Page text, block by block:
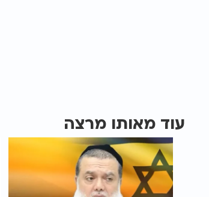
עוד מאותו מרצה